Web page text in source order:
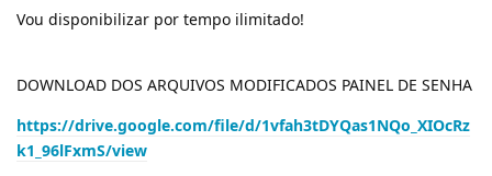
Vou disponibilizar por tempo ilimitado!
DOWNLOAD DOS ARQUIVOS MODIFICADOS PAINEL DE SENHA
https://drive.google.com/file/d/1vfah3tDYQas1NQo_XIOcRz
k1_96lFxmS/view